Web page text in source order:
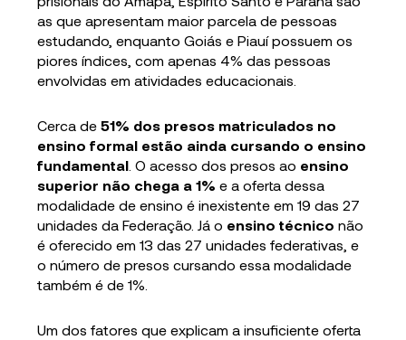
as que apresentam maior parcela de pessoas
estudando, enquanto Goiás e Piauí possuem os
piores índices, com apenas 4% das pessoas
envolvidas em atividades educacionais.
Cerca de51% dos presos matriculados no
ensino formal estão ainda cursando o ensino
fundamental . O acesso dos presos ao ensino
superior não chega a 1% e a oferta dessa
modalidade de ensino é inexistente em 19 das 27
unidades da Federação. Já o ensino técnico não
é oferecido em 13 das 27 unidades federativas, e
o número de presos cursando essa modalidade
também é de 1%.
Um dos fatores que explicam a insuficiente oferta